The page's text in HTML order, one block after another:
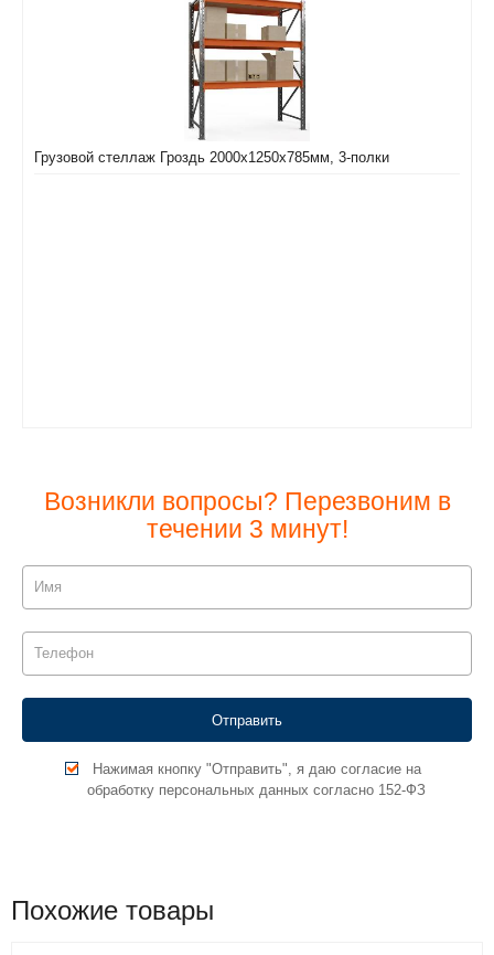
Грузовой стеллаж Гроздь 2000х1250х785мм, 3-полки
Возникли вопросы? Перезвоним в
течении 3 минут!
Нажимая кнопку "Отправить", я даю согласие на
обработку персональных данных согласно 152-ФЗ
Похожие товары